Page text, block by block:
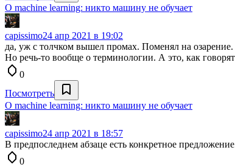
О machine learning: никто машину не обучает
capissimo24 апр 2021 в 19:02
да, уж с толчком вышел промах. Поменял на озарение.
Но речь-то вообще о терминологии. А это, как
0
Посмотреть
О machine learning: никто машину не обучает
capissimo24 апр 2021 в 18:57
В предпоследнем абзаце есть конкретное
0